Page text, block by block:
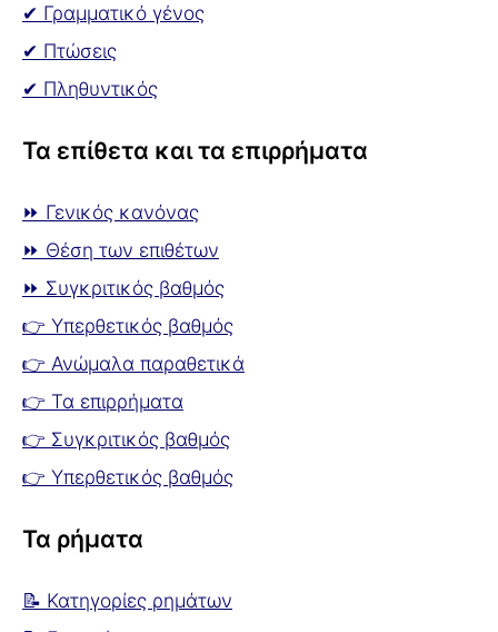
✔ Γραμματικό γένος
✔ Πτώσεις
✔ Πληθυντικός
Τα επίθετα και τα επιρρήματα
⏩ Γενικός κανόνας
⏩ Θέση των επιθέτων
⏩ Συγκριτικός βαθμός
👉 Υπερθετικός βαθμός
👉 Ανώμαλα παραθετικά
👉 Τα επιρρήματα
👉 Συγκριτικός βαθμός
👉 Υπερθετικός βαθμός
Τα ρήματα
📝 Κατηγορίες ρημάτων